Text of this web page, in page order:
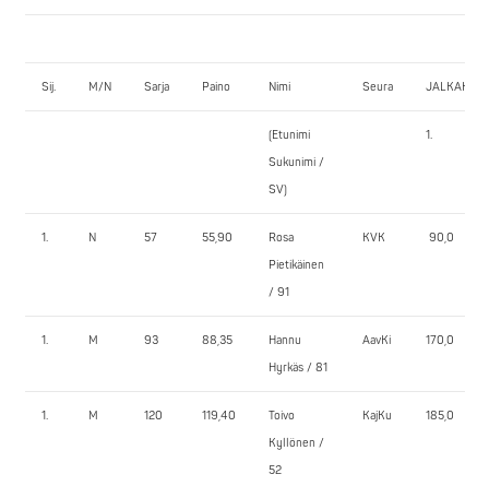
Sij. M/N Sarja Paino Nimi Seura
(Etunimi
Sukunimi /
SV)
1.
1. N 57 55,90
Rosa
Pietikäinen
/ 91
KVK 90,0
1. M 93 88,35
Hannu
Hyrkäs / 81
AavKi 170,0
1. M 120 119,40
Toivo
Kyllönen /
52
KajKu 185,0